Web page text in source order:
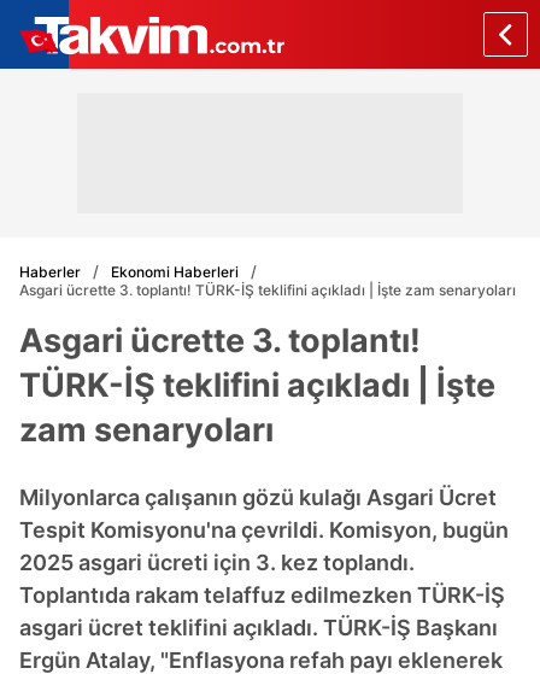
Haberler
Ekonomi Haberleri
Asgari ücrette 3. toplantı! TÜRK-İŞ teklifini açıkladı | İşte zam senaryoları
Asgari ücrette 3. toplantı!
TÜRK-İŞ teklifini açıkladı | İşte
zam senaryoları
Milyonlarca çalışanın gözü kulağı Asgari Ücret
Tespit Komisyonu'na çevrildi. Komisyon, bugün
2025 asgari ücreti için 3. kez toplandı.
Toplantıda rakam telaffuz edilmezken TÜRK-İŞ
asgari ücret teklifini açıkladı. TÜRK-İŞ Başkanı
Ergün Atalay, "Enflasyona refah payı eklenerek